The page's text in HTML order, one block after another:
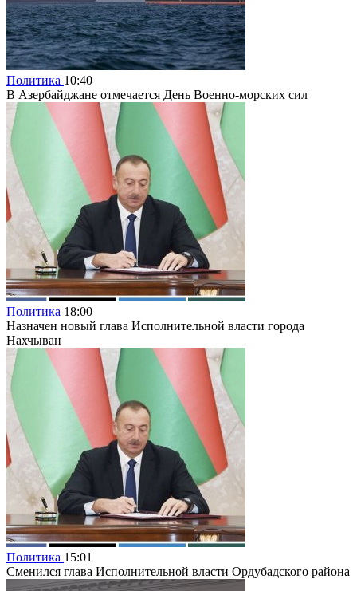
Политика 10:40
В Азербайджане отмечается День Военно-морских сил
Политика 18:00
Назначен новый глава Исполнительной власти города
Нахчыван
Политика 15:01
Сменился глава Исполнительной власти Ордубадского района